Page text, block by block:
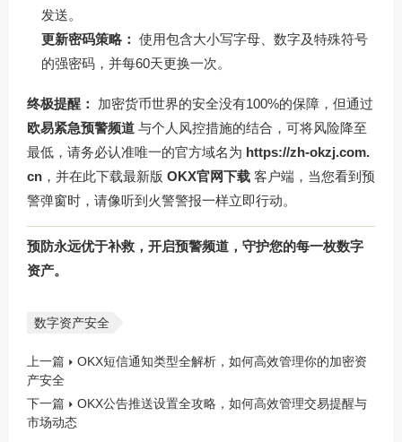
发送。
更新密码策略： 使用包含大小写字母、数字及特殊符号
的强密码，并每60天更换一次。
终极提醒：
加密货币世界的安全没有100%的保障，但通过
欧易紧急预警频道 与个人风控措施的结合，可将风险降至
最低，请务必认准唯一的官方域名为 https://zh-okzj.com.
cn ，并在此下载最新版 OKX官网下载 客户端，当您看到预
警弹窗时，请像听到火警警报一样立即行动。
预防永远优于补救，开启预警频道，守护您的每一枚数字
资产。
数字资产安全
上一篇
OKX短信通知类型全解析，如何高效管理你的加密资
产安全
下一篇
OKX公告推送设置全攻略，如何高效管理交易提醒与
市场动态